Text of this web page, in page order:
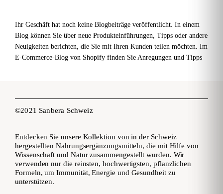
Ihr Geschäft hat noch keine Blogbeiträge veröffentlicht. In einem
Blog können Sie über neue Produkteinführungen, Tipps oder andere
Neuigkeiten berichten, die Sie mit Ihren Kunden teilen möchten. Im
E-Commerce-Blog von Shopify finden Sie Anregungen und Tipps
©2021 Sanbera Schweiz
Entdecken Sie unsere Kollektion von in der Schweiz
hergestellten Nahrungsergänzungsmitteln, die mit Hilfe von
Wissenschaft und Natur zusammengestellt wurden. Wir
verwenden nur die reinsten, hochwertigsten, pflanzlichen
Formeln, um Immunität, Energie und Gesundheit zu
unterstützen.